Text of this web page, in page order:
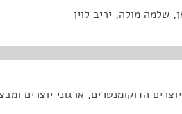
שלמה מולה, יריב לוין
הדוקומנטרים, ארגוני יוצרים